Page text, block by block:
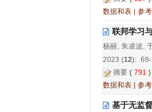
数据和表 | 参
联邦学习
杨丽, 朱凌波,
2023 (12):
摘要 ( 791
数据和表 | 参
基于无监